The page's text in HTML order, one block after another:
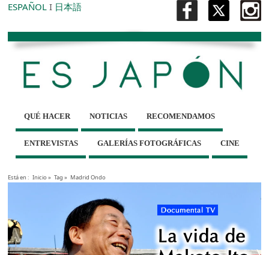
ESPAÑOL I 日本語
QUÉ HACER NOTICIAS RECOMENDAMOS
ENTREVISTAS GALERÍAS FOTOGRÁFICAS CINE
Está en : Inicio» Tag » Madrid Ondo